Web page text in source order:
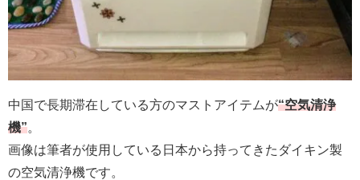
中国で長期滞在している方のマストアイテムが“空気清浄
機”。
画像は筆者が使用している日本から持ってきたダイキン製
の空気清浄機です。